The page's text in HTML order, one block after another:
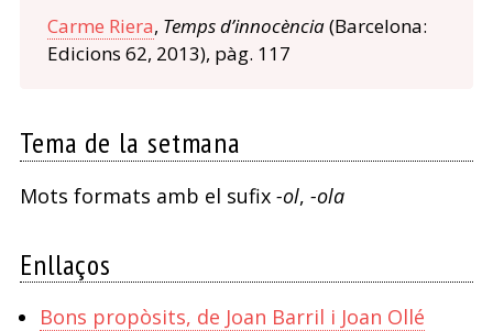
Carme Riera, Temps d’innocència(Barcelona:
Edicions 62, 2013), pàg. 117
Tema de la setmana
Mots formats amb el sufix -ol, -ola
Enllaços
Bons propòsits, de Joan Barril i Joan Ollé